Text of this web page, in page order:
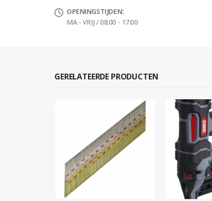
OPENINGSTIJDEN:
MA - VRIJ / 08:00 - 17:00
GERELATEERDE PRODUCTEN